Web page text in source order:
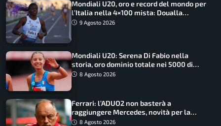
Mondiali U20, oro e record del mondo per
l’Italia nella 4×100 mista: Doualla
straordinaria
9 Agosto 2026
Mondiali U20: Serena Di Fabio nella
storia, oro dominio totale nei 5000 di
marcia
8 Agosto 2026
Ferrari: l’ADUO2 non basterà a
raggiungere Mercedes, novità per la
Macarena
8 Agosto 2026